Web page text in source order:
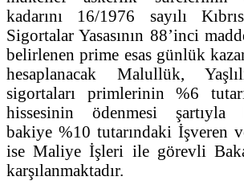
kadarını 16/1976 sayılı
Sigortalar Yasasının 88’inci
belirlenen prime esas günlük
hesaplanacak Malullük,
sigortaları primlerinin %6
hissesinin ödenmesi şartıyla
bakiye %10 tutarındaki İşveren
ise Maliye İşleri ile görevli
karşılanmaktadır.